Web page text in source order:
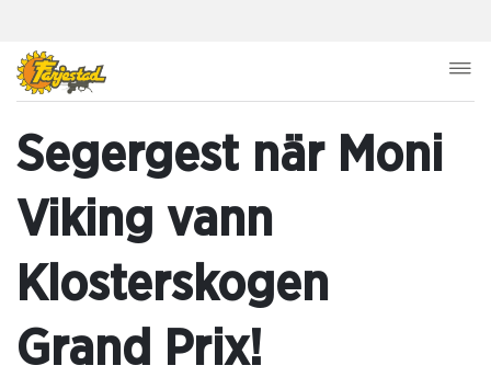
Segergest när Moni
Viking vann
Klosterskogen
Grand Prix!